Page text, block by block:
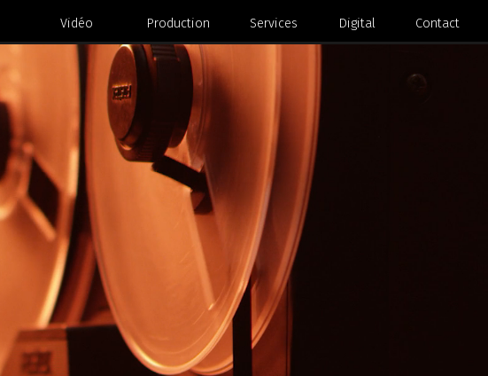
Vidéo Production Services Digital Contact